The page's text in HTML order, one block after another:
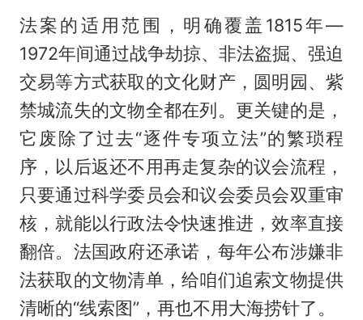
法案的适用范围，明确覆盖1815年—
1972年间通过战争劫掠、非法盗掘、强迫
交易等方式获取的文化财产，圆明园、紫
禁城流失的文物全都在列。更关键的是，
它废除了过去“逐件专项立法”的繁琐程
序，以后返还不用再走复杂的议会流程，
只要通过科学委员会和议会委员会双重审
核，就能以行政法令快速推进，效率直接
翻倍。法国政府还承诺，每年公布涉嫌非
法获取的文物清单，给咱们追索文物提供
清晰的“线索图”，再也不用大海捞针了。